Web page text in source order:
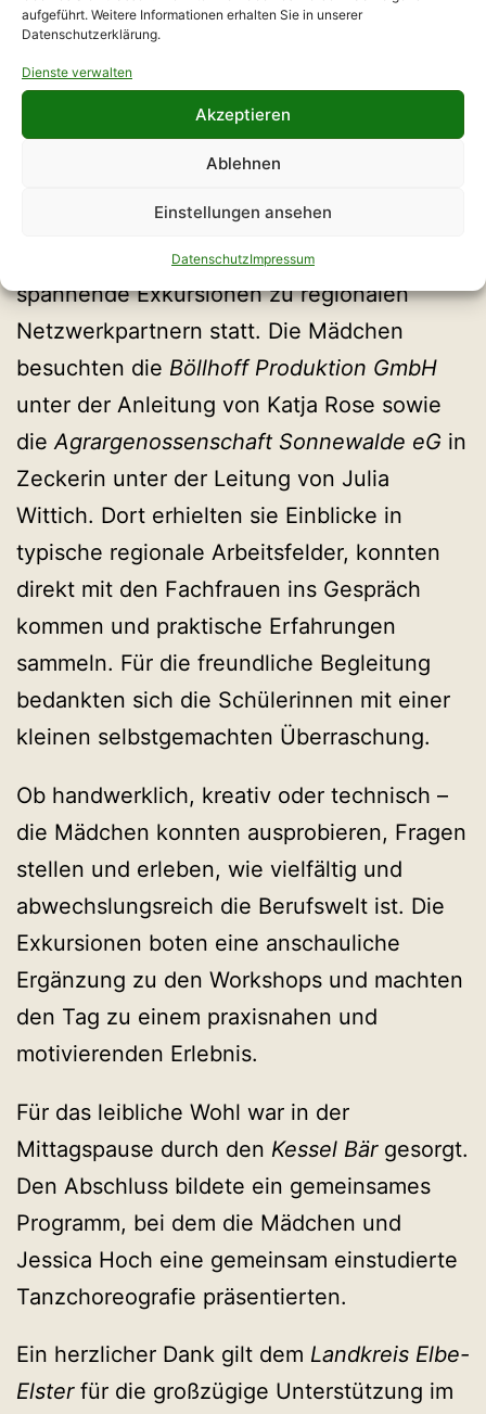
aufgeführt. Weitere Informationen erhalten Sie in unserer
Datenschutzerklärung.
Dienste verwalten
Akzeptieren
Ablehnen
Einstellungen ansehen
DatenschutzImpressum
Veranstaltung war es, das Selbstvertrauen
der Mädchen zu stärken, neue
Perspektiven zu eröffnen und ihnen Mut zu
machen, ihre Talente zu entdecken.
Begrüßung durch den Bürgermeister.
Ergänzend zu den Workshops fanden zwei
spannende Exkursionen zu regionalen
Netzwerkpartnern statt. Die Mädchen
besuchten die Böllhoff Produktion GmbH
unter der Anleitung von Katja Rose sowie
die Agrargenossenschaft Sonnewalde eG in
Zeckerin unter der Leitung von Julia
Wittich. Dort erhielten sie Einblicke in
typische regionale Arbeitsfelder, konnten
direkt mit den Fachfrauen ins Gespräch
kommen und praktische Erfahrungen
sammeln. Für die freundliche Begleitung
bedankten sich die Schülerinnen mit einer
kleinen selbstgemachten Überraschung.
Ob handwerklich, kreativ oder technisch –
die Mädchen konnten ausprobieren, Fragen
stellen und erleben, wie vielfältig und
abwechslungsreich die Berufswelt ist. Die
Exkursionen boten eine anschauliche
Ergänzung zu den Workshops und machten
den Tag zu einem praxisnahen und
motivierenden Erlebnis.
Für das leibliche Wohl war in der
Mittagspause durch den Kessel Bärgesorgt.
Den Abschluss bildete ein gemeinsames
Programm, bei dem die Mädchen und
Jessica Hoch eine gemeinsam einstudierte
Tanzchoreografie präsentierten.
Ein herzlicher Dank gilt dem Landkreis Elbe-
Elsterfür die großzügige Unterstützung im